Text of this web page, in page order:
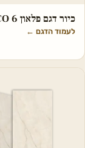
כיור דגם פלאון BLANCO 6
לעמוד הדגם ←